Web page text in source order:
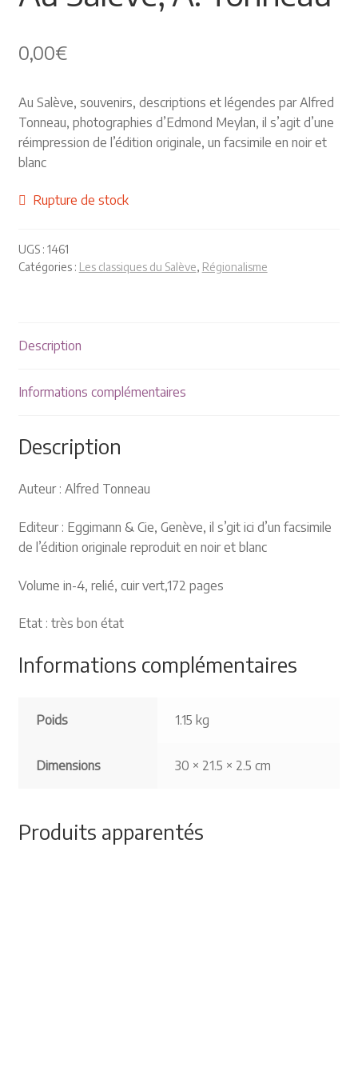
Régionalisme
Peintures
Les Pyrénées
Carte postale
MANIFESTATIONS
Nos prochaines manifestations
Rendez-nous visite
0,00€
Au Salève, souvenirs, descriptions et légendes par Alfred
Tonneau, photographies d’Edmond Meylan, il s’agit d’une
réimpression de l’édition originale, un facsimile en noir et
blanc
Rupture de stock
UGS : 1461
Catégories : Les classiques du Salève, Régionalisme
Description
Informations complémentaires
Description
Auteur : Alfred Tonneau
Editeur : Eggimann & Cie, Genève, il s’git ici d’un facsimile
de l’édition originale reproduit en noir et blanc
Volume in-4, relié, cuir vert,172 pages
Etat : très bon état
Informations complémentaires
Poids 1.15 kg
Dimensions 30 × 21.5 × 2.5 cm
Produits apparentés